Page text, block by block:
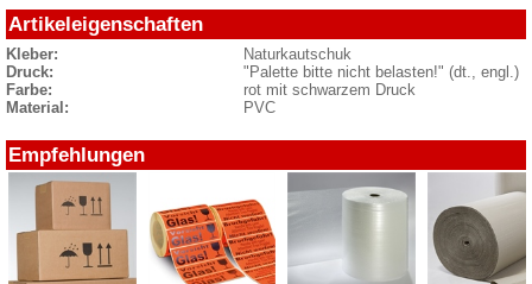
Artikeleigenschaften
Kleber:
Naturkautschuk
Druck:
"Palette bitte nicht belasten!" (dt., engl.)
Farbe:
rot mit schwarzem Druck
Material:
PVC
Empfehlungen